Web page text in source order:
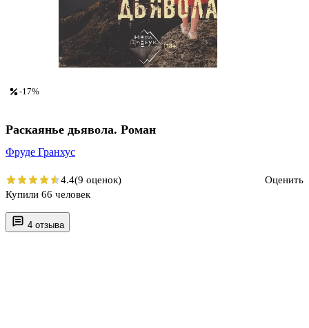
4 отзыва
-17%
Раскаянье дьявола. Роман
Фруде Гранхус
4.4(9 оценок)
Оценить
Купили 66 человек